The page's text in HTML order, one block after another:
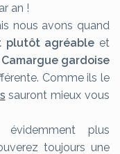
an !
nous avons quand
plutôt agréable et
Camargue gardoise
Comme ils le
sauront mieux vous
évidemment plus
toujours une